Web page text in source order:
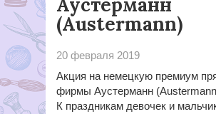
(Austermann)
20 февраля 2019
Акция на немецкую премиум
фирмы Аустерманн
К праздникам девочек и